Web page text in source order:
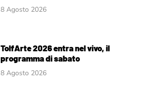
8 Agosto 2026
TolfArte 2026 entra nel vivo, il
programma di sabato
8 Agosto 2026